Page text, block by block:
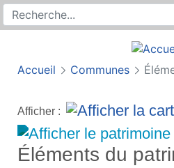
Recherche sur le site
Rechercher
Accueil Communes
Afficher :
Éléments du